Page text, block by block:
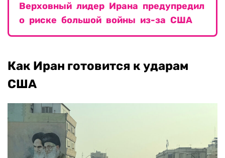
Верховный лидер Ирана предупредил
о риске большой войны из-за США
Как Иран готовится к ударам
США